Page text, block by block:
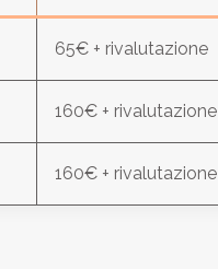
65€ + rivalutazione
160€ + rivalutazione
160€ + rivalutazione